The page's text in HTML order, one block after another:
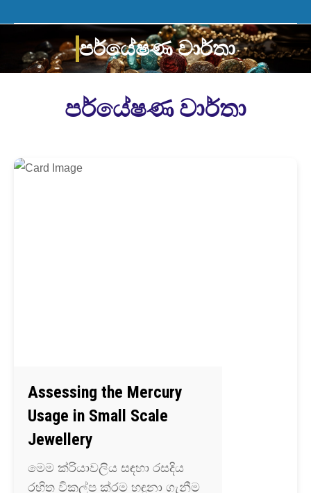
පර්යේෂණ වාර්තා
You are here:
පර්යේෂණ වාර්තා
Assessing the Mercury
Usage in Small Scale
Jewellery
මෙම ක්රියාවලිය සඳහා රසදිය
රහිත විකල්ප ක්රම හඳුනා ගැනීම